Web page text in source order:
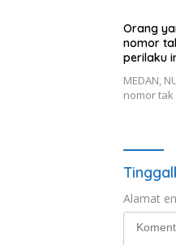
Orang
nomor
perilaku
MEDAN,
nomor
Alamat